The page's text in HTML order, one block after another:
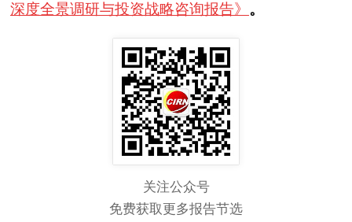
深度全景调研与投资战略咨询报告》 。
关注公众号
免费获取更多报告节选